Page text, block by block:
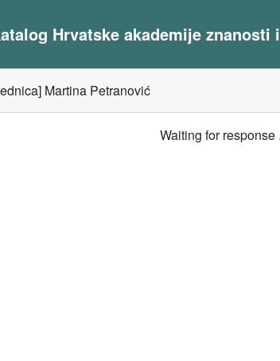
Hrvatske akademije znanosti
Martina Petranović
Waiting for response